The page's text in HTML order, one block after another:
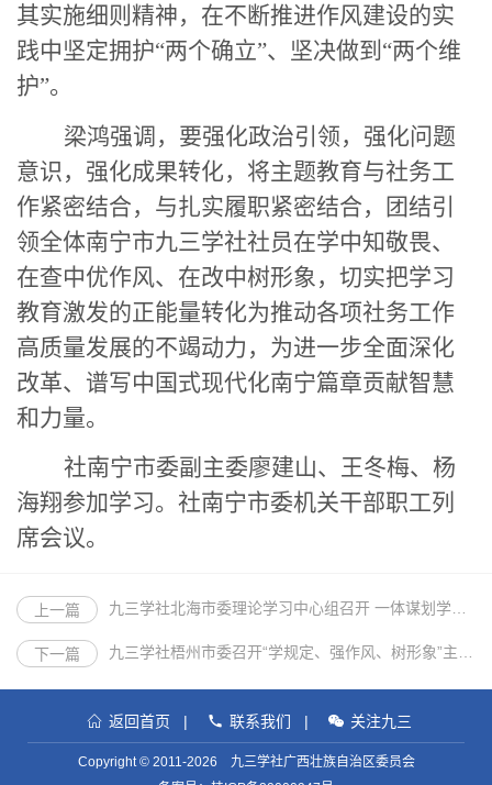
其实施细则精神， 在不断推进作风建设的实
践中坚定拥护“两个确立”、 坚决做到“两个维
护”。
梁鸿强调，要强化政治引领，强化问题
意识，强化成果转化，将主题教育与社务工
作紧密结合，与扎实履职紧密结合，团结引
领全体南宁市九三学社社员在学中知敬畏、
在查中优作风、在改中树形象，切实把学习
教育激发的正能量转化为推动各项社务工作
高质量发展的不竭动力 ，为进一步全面深化
改革、谱写中国式现代化南宁篇章贡献智慧
和力量。
社南宁市委副主委廖建山、王冬梅、杨
海翔参加学习。社南宁市委机关干部职工列
席会议。
上一篇
下一篇
返回首页 | 联系我们 | 关注九三
Copyright © 2011-2026 九三学社广西壮族自治区委员会